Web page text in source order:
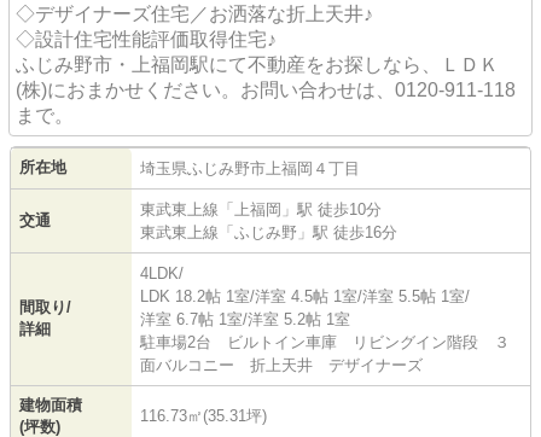
◇デザイナーズ住宅／お洒落な折上天井♪
◇設計住宅性能評価取得住宅♪
ふじみ野市・上福岡駅にて不動産をお探しなら、ＬＤＫ
(株)におまかせください。お問い合わせは、0120-911-118
まで。
所在地 埼玉県ふじみ野市 上福岡 ４丁目
交通
東武東上線 「 上福岡 」駅 徒歩10分
東武東上線 「 ふじみ野 」駅 徒歩16分
間取り/
詳細
4LDK/
LDK 18.2帖 1室/洋室 4.5帖 1室/洋室 5.5帖 1室/
洋室 6.7帖 1室/洋室 5.2帖 1室
駐車場2台 ビルトイン車庫 リビングイン階段 ３
面バルコニー 折上天井 デザイナーズ
建物面積
(坪数)
116.73㎡(35.31坪)